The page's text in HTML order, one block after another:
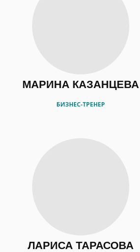
МАРИНА КАЗАНЦЕВА
БИЗНЕС-ТРЕНЕР
ЛАРИСА ТАРАСОВА